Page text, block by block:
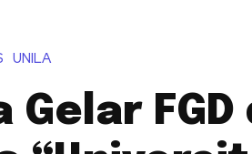
UNILA
Gelar